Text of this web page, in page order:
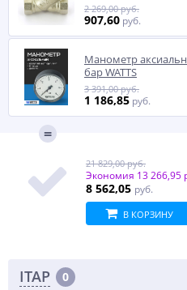
907,60 руб.
2 269,00 руб.
Манометр
бар WATTS
1 186,85 руб.
3 391,00 руб.
21 829,00 руб.
Экономия 13 266,95
8 562,05 руб.
В КОРЗИНУ
ITAP 0